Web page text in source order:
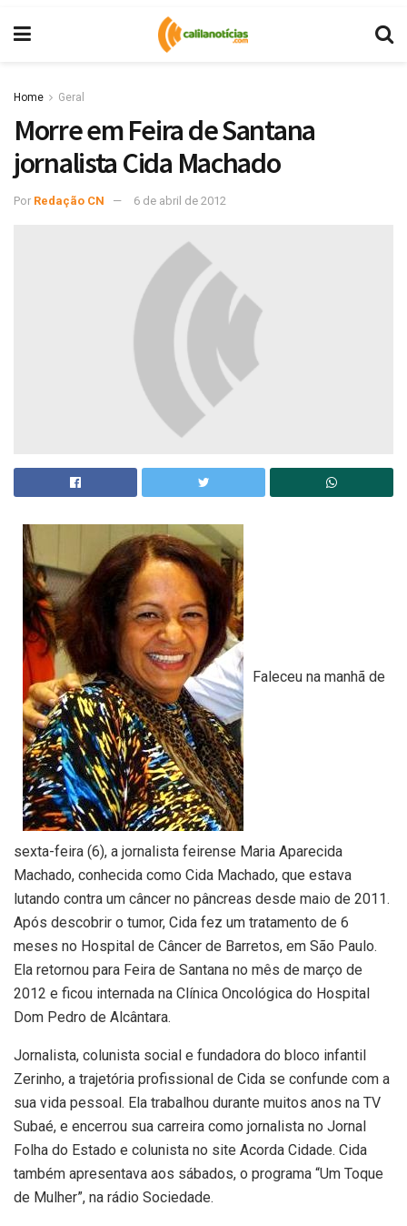
Home Geral
Morre em Feira de Santana
jornalista Cida Machado
Por Redação CN 6 de abril de 2012
Faleceu na manhã de
sexta-feira (6), a jornalista feirense Maria Aparecida
Machado, conhecida como Cida Machado, que estava
lutando contra um câncer no pâncreas desde maio de 2011.
Após descobrir o tumor, Cida fez um tratamento de 6
meses no Hospital de Câncer de Barretos, em São Paulo.
Ela retornou para Feira de Santana no mês de março de
2012 e ficou internada na Clínica Oncológica do Hospital
Dom Pedro de Alcântara.
Jornalista, colunista social e fundadora do bloco infantil
Zerinho, a trajetória profissional de Cida se confunde com a
sua vida pessoal. Ela trabalhou durante muitos anos na TV
Subaé, e encerrou sua carreira como jornalista no Jornal
Folha do Estado e colunista no site Acorda Cidade. Cida
também apresentava aos sábados, o programa “Um Toque
de Mulher”, na rádio Sociedade.